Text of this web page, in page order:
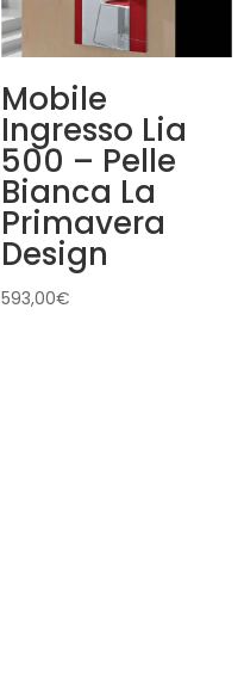
Mobile
Ingresso Lia
500 – Pelle
Bianca La
Primavera
Design
593,00€